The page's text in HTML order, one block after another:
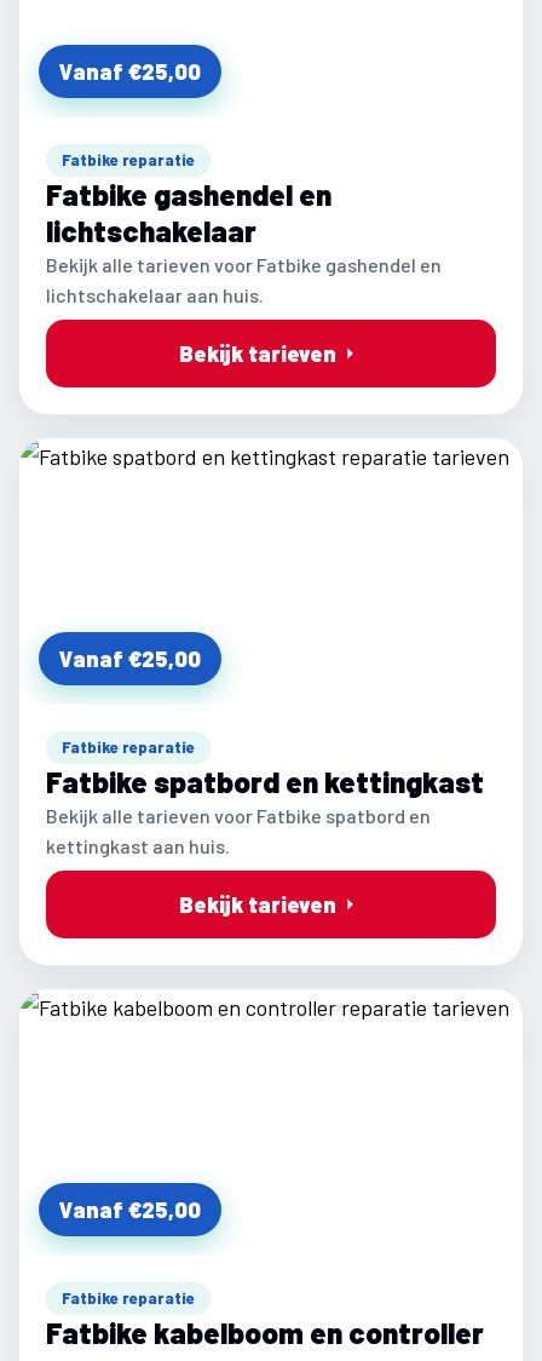
Vanaf €25,00
Fatbike reparatie
Fatbike gashendel en
lichtschakelaar
Bekijk alle tarieven voor Fatbike gashendel en
lichtschakelaar aan huis.
Bekijk tarieven
Vanaf €25,00
Fatbike reparatie
Fatbike spatbord en kettingkast
Bekijk alle tarieven voor Fatbike spatbord en
kettingkast aan huis.
Bekijk tarieven
Vanaf €25,00
Fatbike reparatie
Fatbike kabelboom en controller